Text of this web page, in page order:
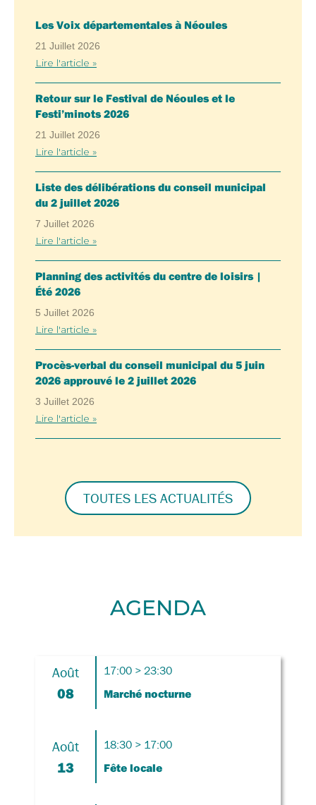
Les Voix départementales à Néoules
21 Juillet 2026
Lire l'article »
Retour sur le Festival de Néoules et le
Festi’minots 2026
21 Juillet 2026
Lire l'article »
Liste des délibérations du conseil municipal
du 2 juillet 2026
7 Juillet 2026
Lire l'article »
Planning des activités du centre de loisirs |
Été 2026
5 Juillet 2026
Lire l'article »
Procès-verbal du conseil municipal du 5 juin
2026 approuvé le 2 juillet 2026
3 Juillet 2026
Lire l'article »
TOUTES LES ACTUALITÉS
AGENDA
Août
08
17:00 > 23:30
Marché nocturne
Août
13
18:30 > 17:00
Fête locale